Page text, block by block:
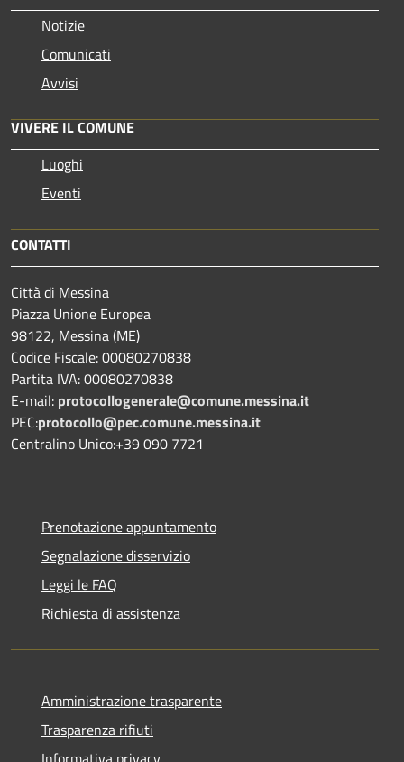
Notizie
Comunicati
Avvisi
VIVERE IL COMUNE
Luoghi
Eventi
CONTATTI
Città di Messina
Piazza Unione Europea
98122, Messina (ME)
Codice Fiscale: 00080270838
Partita IVA: 00080270838
E-mail: protocollogenerale@comune.messina.it
PEC:protocollo@pec.comune.messina.it
Centralino Unico:+39 090 7721
Prenotazione appuntamento
Segnalazione disservizio
Leggi le FAQ
Richiesta di assistenza
Amministrazione trasparente
Trasparenza rifiuti